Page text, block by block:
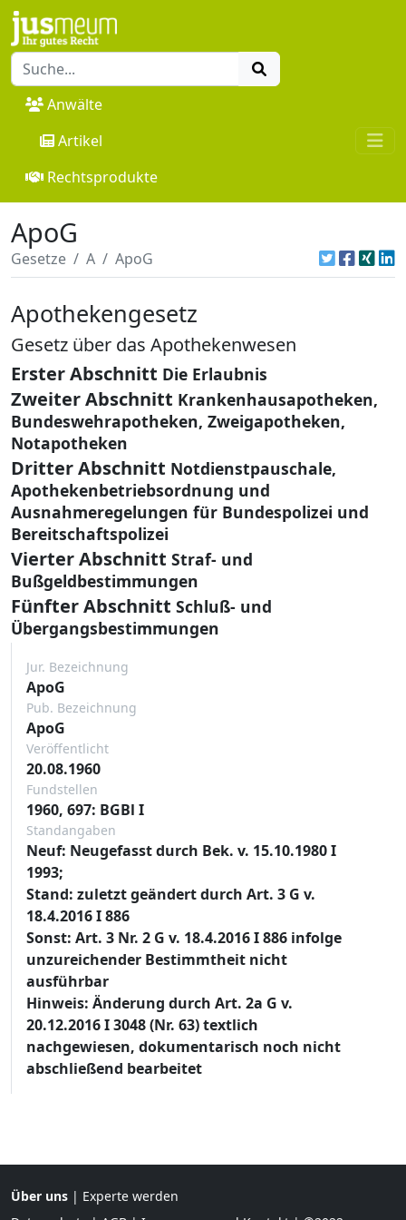
Anwälte
Artikel
Rechtsprodukte
ApoG
Gesetze A ApoG
Apothekengesetz
Gesetz über das Apothekenwesen
Erster Abschnitt Die Erlaubnis
Zweiter Abschnitt Krankenhausapotheken,
Bundeswehrapotheken, Zweigapotheken,
Notapotheken
Dritter Abschnitt Notdienstpauschale,
Apothekenbetriebsordnung und
Ausnahmeregelungen für Bundespolizei und
Bereitschaftspolizei
Vierter Abschnitt Straf- und
Bußgeldbestimmungen
Fünfter Abschnitt Schluß- und
Übergangsbestimmungen
Jur. Bezeichnung
ApoG
Pub. Bezeichnung
ApoG
Veröffentlicht
20.08.1960
Fundstellen
1960, 697: BGBl I
Standangaben
Neuf: Neugefasst durch Bek. v. 15.10.1980 I
1993;
Stand: zuletzt geändert durch Art. 3 G v.
18.4.2016 I 886
Sonst: Art. 3 Nr. 2 G v. 18.4.2016 I 886 infolge
unzureichender Bestimmtheit nicht
ausführbar
Hinweis: Änderung durch Art. 2a G v.
20.12.2016 I 3048 (Nr. 63) textlich
nachgewiesen, dokumentarisch noch nicht
abschließend bearbeitet
Über uns | Experte werden